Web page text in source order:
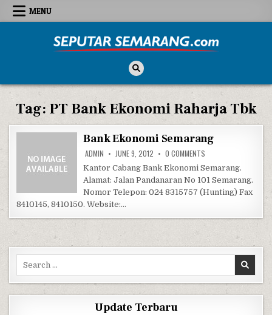
Skip to content
MENU
Tag: PT Bank Ekonomi Raharja Tbk
Bank Ekonomi Semarang
ADMIN JUNE 9, 2012 0 COMMENTS
Kantor Cabang Bank Ekonomi Semarang.
Alamat: Jalan Pandanaran No 101 Semarang.
Nomor Telepon: 024 8315757 (Hunting) Fax
8410145, 8410150. Website:…
Search for:
Update Terbaru